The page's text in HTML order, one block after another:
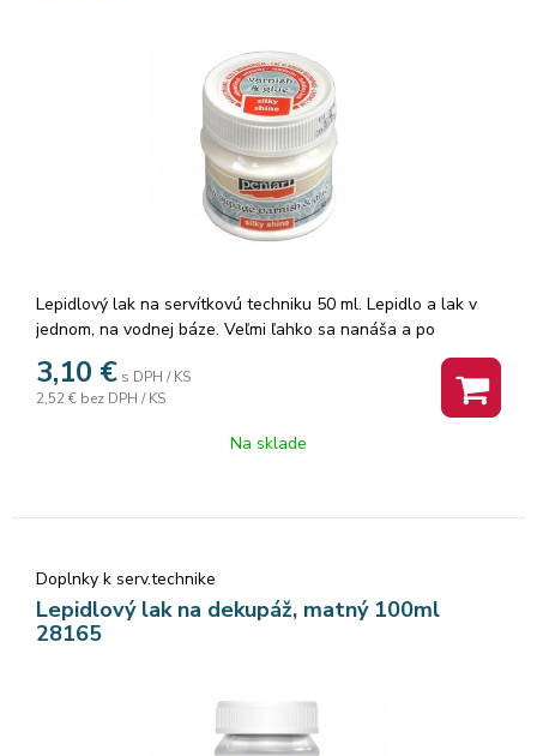
Lepidlový lak na servítkovú techniku 50 ml. Lepidlo a lak v
jednom, na vodnej báze. Veľmi ľahko sa nanáša a po
3,10 € s DPH / KS
2,52 € bez DPH / KS
Na sklade
Doplnky k serv.technike
Lepidlový lak na dekupáž, matný 100ml
28165